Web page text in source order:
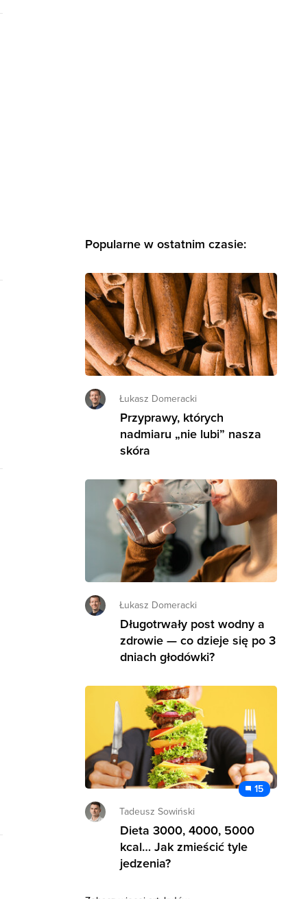
Popularne w ostatnim czasie:
Łukasz Domeracki
Przyprawy, których
nadmiaru „nie lubi” nasza
skóra
Łukasz Domeracki
Długotrwały post wodny a
zdrowie — co dzieje się po 3
dniach głodówki?
15
Tadeusz Sowiński
Dieta 3000, 4000, 5000
kcal… Jak zmieścić tyle
jedzenia?